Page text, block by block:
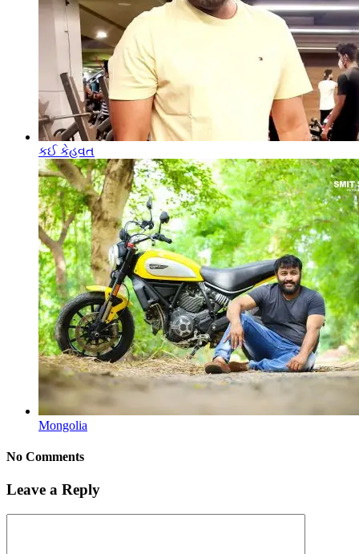
કઈ કેહવત
Mongolia
No Comments
Leave a Reply